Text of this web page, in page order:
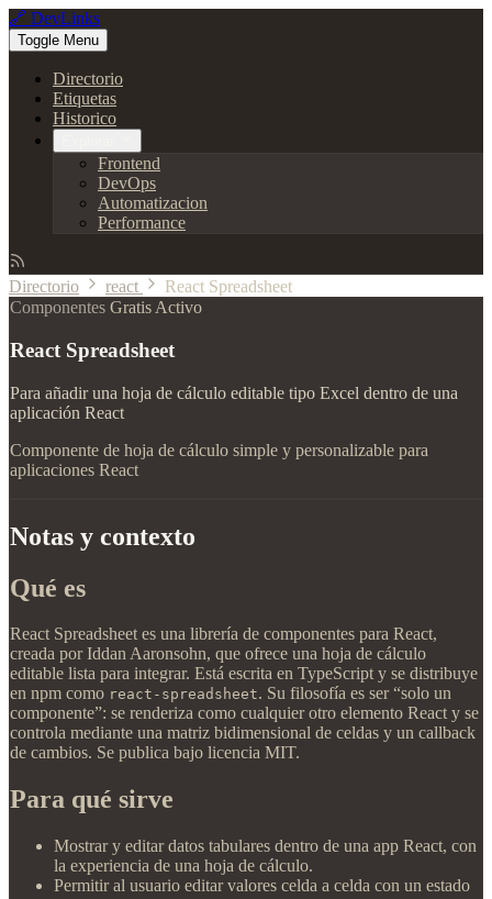
🔗 DevLinks
Toggle Menu
Directorio
Etiquetas
Historico
Frontend
DevOps
Automatizacion
Performance
Directorio react
React Spreadsheet
Componentes Gratis Activo
React Spreadsheet
Para añadir una hoja de cálculo editable tipo Excel dentro de una
aplicación React
Componente de hoja de cálculo simple y personalizable para
aplicaciones React
Notas y contexto
Qué es
React Spreadsheet es una librería de componentes para React,
creada por Iddan Aaronsohn, que ofrece una hoja de cálculo
editable lista para integrar. Está escrita en TypeScript y se distribuye
en npm como react-spreadsheet. Su filosofía es ser “solo un
componente”: se renderiza como cualquier otro elemento React y se
controla mediante una matriz bidimensional de celdas y un callback
de cambios. Se publica bajo licencia MIT.
Para qué sirve
Mostrar y editar datos tabulares dentro de una app React, con
la experiencia de una hoja de cálculo.
Permitir al usuario editar valores celda a celda con un estado